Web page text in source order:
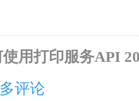
用打印服务API
评论